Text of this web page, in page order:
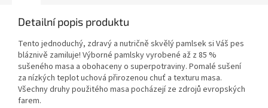
Detailní popis produktu
​Tento jednoduchý, zdravý a nutričně skvělý pamlsek si Váš pes
bláznivě zamiluje! Výborné pamlsky vyrobené až z 85 %
sušeného masa a obohaceny o superpotraviny. Pomalé sušení
za nízkých teplot uchová přirozenou chuť a texturu masa.
Všechny druhy použitého masa pocházejí ze zdrojů evropských
farem.